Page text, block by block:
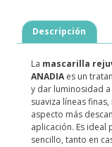
Descripción
La mascarilla
ANADIA es un
y dar luminosidad
suaviza líneas
aspecto más
aplicación. Es ideal
sencillo, tanto en